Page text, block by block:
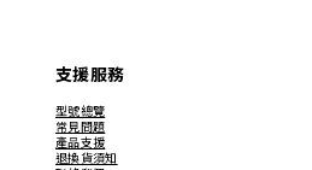
支援服務
型號總覽
常見問題
產品支援
退換貨須知